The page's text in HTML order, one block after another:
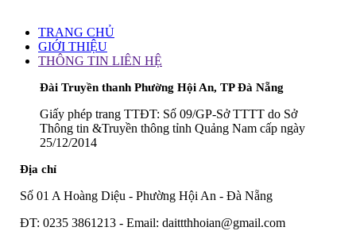
TRANG CHỦ
GIỚI THIỆU
THÔNG TIN LIÊN HỆ
Đài Truyền thanh Phường Hội An, TP Đà Nẵng
Giấy phép trang TTĐT: Số 09/GP-Sở TTTT do Sở
Thông tin &Truyền thông tỉnh Quảng Nam cấp ngày
25/12/2014
Địa chỉ
Số 01 A Hoàng Diệu - Phường Hội An - Đà Nẵng
ĐT: 0235 3861213 - Email: daittthhoian@gmail.com